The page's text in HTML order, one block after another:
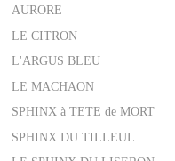
AURORE
LE CITRON
L'ARGUS BLEU
LE MACHAON
SPHINX à TETE de MORT
SPHINX DU TILLEUL